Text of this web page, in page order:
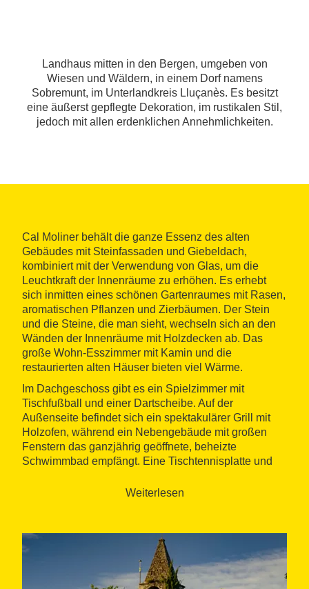
Landhaus mitten in den Bergen, umgeben von
Wiesen und Wäldern, in einem Dorf namens
Sobremunt, im Unterlandkreis Lluçanès. Es besitzt
eine äußerst gepflegte Dekoration, im rustikalen Stil,
jedoch mit allen erdenklichen Annehmlichkeiten.
Cal Moliner behält die ganze Essenz des alten
Gebäudes mit Steinfassaden und Giebeldach,
kombiniert mit der Verwendung von Glas, um die
Leuchtkraft der Innenräume zu erhöhen. Es erhebt
sich inmitten eines schönen Gartenraumes mit Rasen,
aromatischen Pflanzen und Zierbäumen. Der Stein
und die Steine, die man sieht, wechseln sich an den
Wänden der Innenräume mit Holzdecken ab. Das
große Wohn-Esszimmer mit Kamin und die
restaurierten alten Häuser bieten viel Wärme.
Im Dachgeschoss gibt es ein Spielzimmer mit
Tischfußball und einer Dartscheibe. Auf der
Außenseite befindet sich ein spektakulärer Grill mit
Holzofen, während ein Nebengebäude mit großen
Fenstern das ganzjährig geöffnete, beheizte
Schwimmbad empfängt. Eine Tischtennisplatte und
Hauses, wo Sie auch eine entspannende Zeit auf den
Weiterlesen